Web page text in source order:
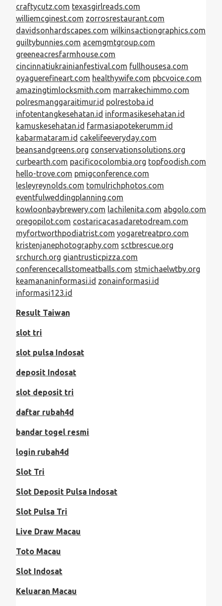
craftycutz.com texasgirlreads.com
williemcginest.com zorrosrestaurant.com
davidsonhardscapes.com wilkinsactiongraphics.com
guiltybunnies.com acemgmtgroup.com
greeneacresfarmhouse.com
cincinnatiukrainianfestival.com fullhousesa.com
oyaguerefineart.com healthywife.com pbcvoice.com
amazingtimlocksmith.com marrakechimmo.com
polresmanggaraitimur.id polrestoba.id
infotentangkesehatan.id informasikesehatan.id
kamuskesehatan.id farmasiapotekerumm.id
kabarmataram.id cakelifeeveryday.com
beansandgreens.org conservationsolutions.org
curbearth.com pacificocolombia.org topfoodish.com
hello-trove.com pmigconference.com
lesleyreynolds.com tomulrichphotos.com
eventfulweddingplanning.com
kowloonbaybrewery.com lachilenita.com abgolo.com
oregopilot.com costaricacasadaretodream.com
myfortworthpodiatrist.com yogaretreatpro.com
kristenjanephotography.com sctbrescue.org
srchurch.org giantrusticpizza.com
conferencecallstomeatballs.com stmichaelwtby.org
keamananinformasi.id zonainformasi.id
informasi123.id
Result Taiwan
slot tri
slot pulsa Indosat
deposit Indosat
slot deposit tri
daftar rubah4d
bandar togel resmi
login rubah4d
Slot Tri
Slot Deposit Pulsa Indosat
Slot Pulsa Tri
Live Draw Macau
Toto Macau
Slot Indosat
Keluaran Macau